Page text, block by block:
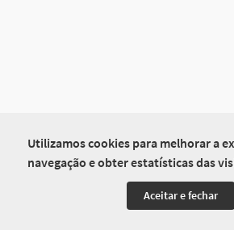
Utilizamos cookies para melhorar a
navegação e obter estatísticas das
Aceitar e fechar